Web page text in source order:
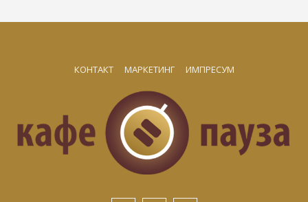
КОНТАКТ МАРКЕТИНГ ИМПРЕСУМ